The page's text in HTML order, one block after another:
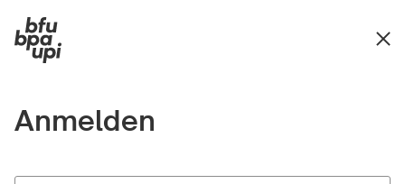
Anmelden